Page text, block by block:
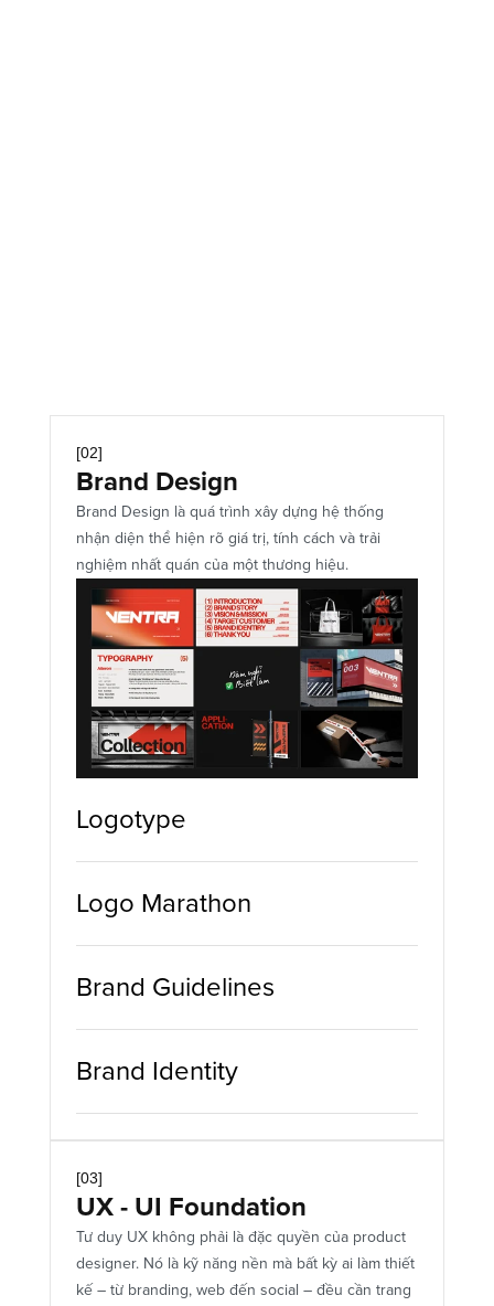
Print Design
[02]
Brand Design
Brand Design là quá trình xây dựng hệ thống
nhận diện thể hiện rõ giá trị, tính cách và trải
nghiệm nhất quán của một thương hiệu.
Logotype
Logo Marathon
Brand Guidelines
Brand Identity
[03]
UX - UI Foundation
Tư duy UX không phải là đặc quyền của product
designer. Nó là kỹ năng nền mà bất kỳ ai làm thiết
kế – từ branding, web đến social – đều cần trang